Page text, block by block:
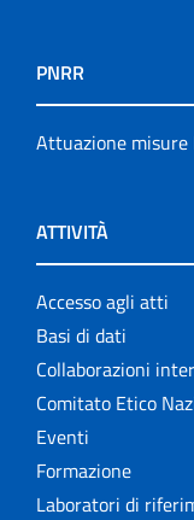
PNRR
Attuazione misure
ATTIVITÀ
Accesso agli atti
Basi di dati
Collaborazioni
Comitato Etico
Eventi
Formazione
Laboratori di